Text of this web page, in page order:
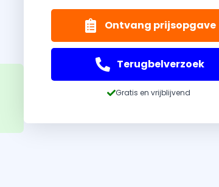
Ontvang prijsopgave
Terugbelverzoek
Gratis en vrijblijvend